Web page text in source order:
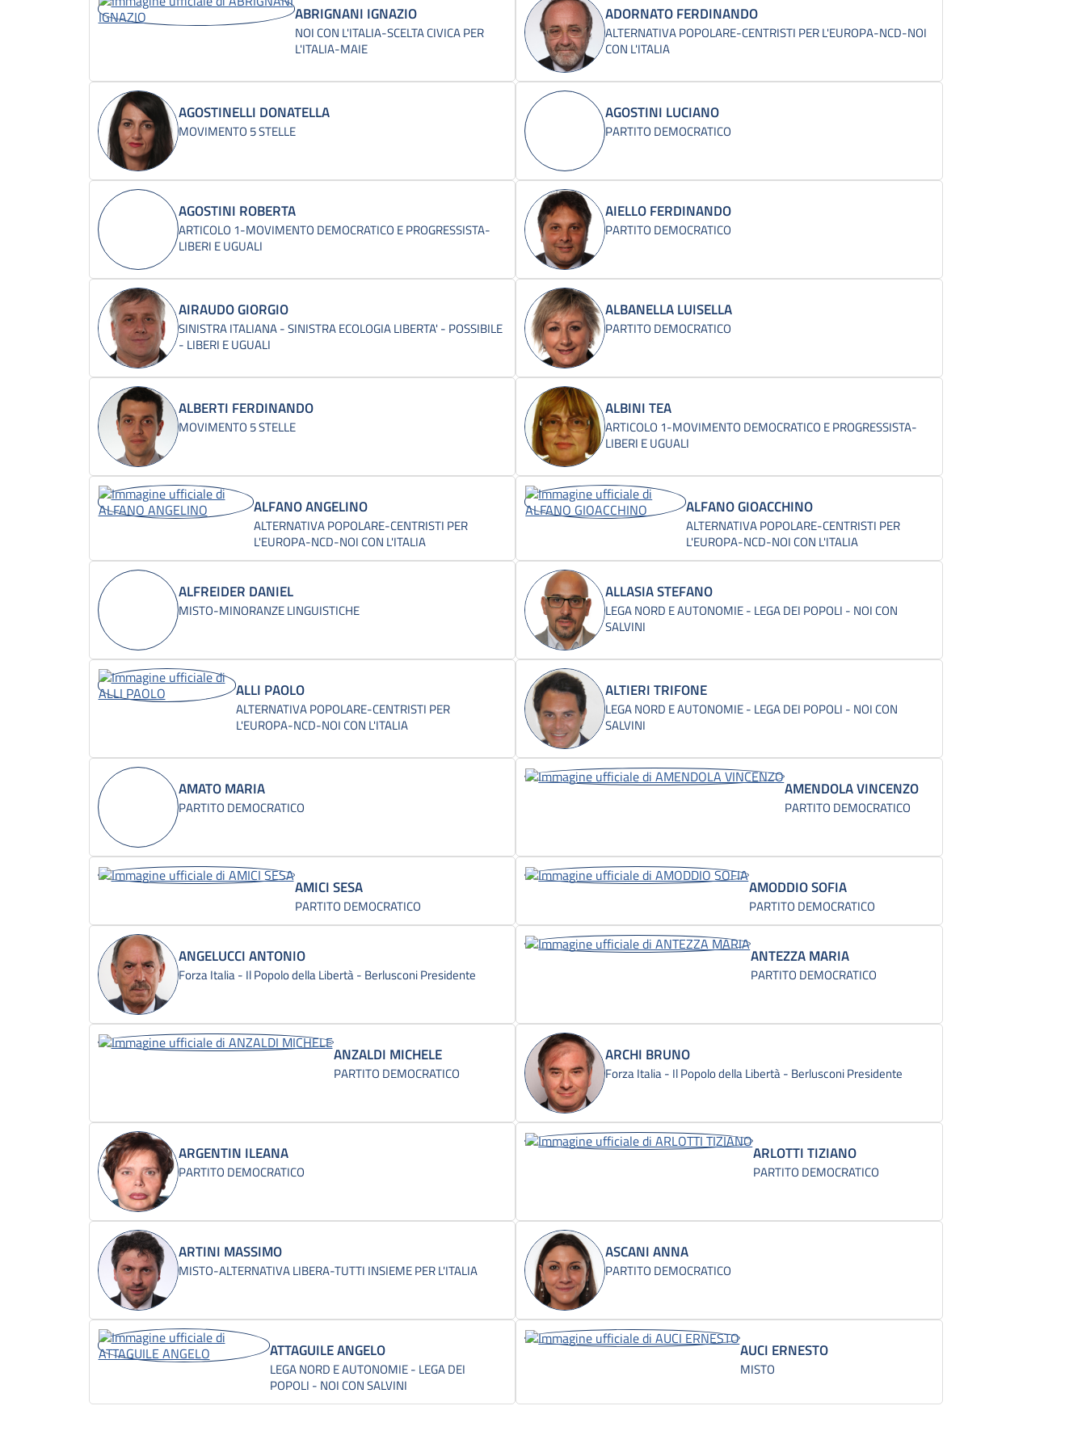
ABRIGNANI IGNAZIO
NOI CON L'ITALIA-SCELTA CIVICA PER
L'ITALIA-MAIE
ADORNATO FERDINANDO
ALTERNATIVA POPOLARE-CENTRISTI PER L'EUROPA-NCD-NOI
CON L'ITALIA
AGOSTINELLI DONATELLA
MOVIMENTO 5 STELLE
AGOSTINI LUCIANO
PARTITO DEMOCRATICO
AGOSTINI ROBERTA
ARTICOLO 1-MOVIMENTO DEMOCRATICO E PROGRESSISTA-
LIBERI E UGUALI
AIELLO FERDINANDO
PARTITO DEMOCRATICO
AIRAUDO GIORGIO
SINISTRA ITALIANA - SINISTRA ECOLOGIA LIBERTA' - POSSIBILE
- LIBERI E UGUALI
ALBANELLA LUISELLA
PARTITO DEMOCRATICO
ALBERTI FERDINANDO
MOVIMENTO 5 STELLE
ALBINI TEA
ARTICOLO 1-MOVIMENTO DEMOCRATICO E PROGRESSISTA-
LIBERI E UGUALI
ALFANO ANGELINO
ALTERNATIVA POPOLARE-CENTRISTI PER
L'EUROPA-NCD-NOI CON L'ITALIA
ALFANO GIOACCHINO
ALTERNATIVA POPOLARE-CENTRISTI PER
L'EUROPA-NCD-NOI CON L'ITALIA
ALFREIDER DANIEL
MISTO-MINORANZE LINGUISTICHE
ALLASIA STEFANO
LEGA NORD E AUTONOMIE - LEGA DEI POPOLI - NOI CON
SALVINI
ALLI PAOLO
ALTERNATIVA POPOLARE-CENTRISTI PER
L'EUROPA-NCD-NOI CON L'ITALIA
ALTIERI TRIFONE
LEGA NORD E AUTONOMIE - LEGA DEI POPOLI - NOI CON
SALVINI
AMATO MARIA
PARTITO DEMOCRATICO
AMENDOLA VINCENZO
PARTITO DEMOCRATICO
AMICI SESA
PARTITO DEMOCRATICO
AMODDIO SOFIA
PARTITO DEMOCRATICO
ANGELUCCI ANTONIO
Forza Italia - Il Popolo della Libertà - Berlusconi Presidente
ANTEZZA MARIA
PARTITO DEMOCRATICO
ANZALDI MICHELE
PARTITO DEMOCRATICO
ARCHI BRUNO
Forza Italia - Il Popolo della Libertà - Berlusconi Presidente
ARGENTIN ILEANA
PARTITO DEMOCRATICO
ARLOTTI TIZIANO
PARTITO DEMOCRATICO
ARTINI MASSIMO
MISTO-ALTERNATIVA LIBERA-TUTTI INSIEME PER L'ITALIA
ASCANI ANNA
PARTITO DEMOCRATICO
ATTAGUILE ANGELO
LEGA NORD E AUTONOMIE - LEGA DEI
POPOLI - NOI CON SALVINI
AUCI ERNESTO
MISTO